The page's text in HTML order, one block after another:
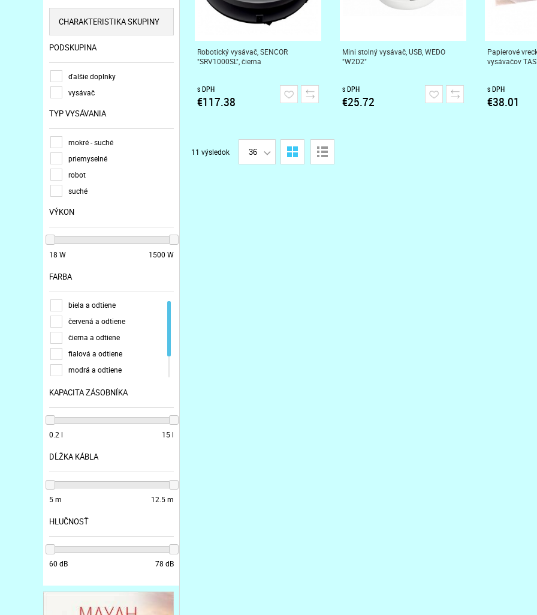
CHARAKTERISTIKA SKUPINY
PODSKUPINA
ďalšie doplnky
vysávač
TYP VYSÁVANIA
mokré - suché
priemyselné
robot
suché
VÝKON
18 W 1500 W
FARBA
biela a odtiene
červená a odtiene
čierna a odtiene
fialová a odtiene
modrá a odtiene
sivá a odtiene
KAPACITA ZÁSOBNÍKA
0.2 l 15 l
DĹŽKA KÁBLA
5 m 12.5 m
HLUČNOSŤ
60 dB 78 dB
Robotický vysávač, SENCOR
"SRV1000SL", čierna
s DPH
€117.38
Mini stolný vysávač, USB, WEDO
"W2D2"
s DPH
€25.72
Papierové
vysávačov
s DPH
€38.01
11 výsledok 36